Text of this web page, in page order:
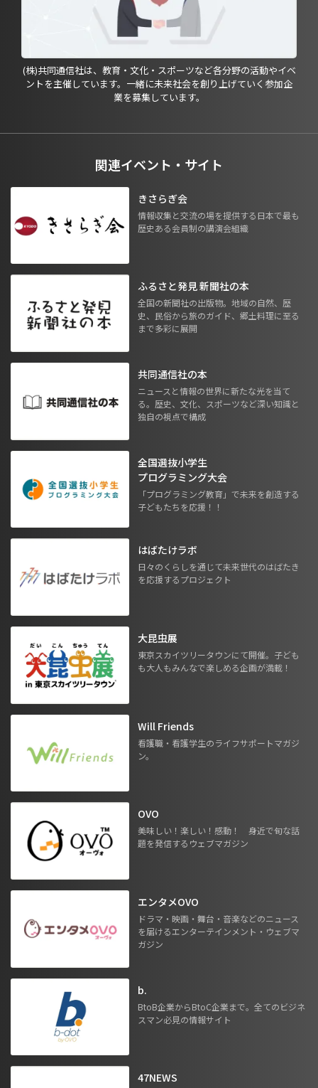
(株)共同通信社は、教育・文化・スポーツなど各分野の活動やイベ
ントを主催しています。一緒に未来社会を創り上げていく参加企
業を募集しています。
関連イベント・サイト
きさらぎ会
情報収集と交流の場を提供する日本で最も
歴史ある会員制の講演会組織
ふるさと発見 新聞社の本
全国の新聞社の出版物。地域の自然、歴
史、民俗から旅のガイド、郷土料理に至る
まで多彩に展開
共同通信社の本
ニュースと情報の世界に新たな光を当て
る。歴史、文化、スポーツなど深い知識と
独自の視点で構成
全国選抜小学生
プログラミング大会
「プログラミング教育」で未来を創造する
子どもたちを応援！！
はばたけラボ
日々のくらしを通じて未来世代のはばたき
を応援するプロジェクト
大昆虫展
東京スカイツリータウンにて開催。子ども
も大人もみんなで楽しめる企画が満載！
Will Friends
看護職・看護学生のライフサポートマガジ
ン。
OVO
美味しい！楽しい！感動！ 身近で旬な話
題を発信するウェブマガジン
エンタメOVO
ドラマ・映画・舞台・音楽などのニュース
を届けるエンターテインメント・ウェブマ
ガジン
b.
BtoB企業からBtoC企業まで。全てのビジネ
スマン必見の情報サイト
47NEWS